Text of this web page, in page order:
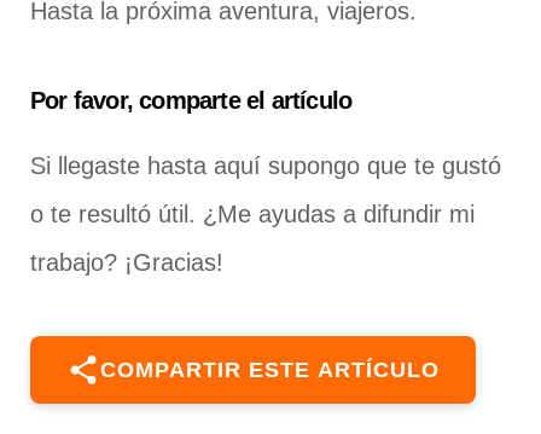
Hasta la próxima aventura, viajeros.
Por favor, comparte el artículo
Si llegaste hasta aquí supongo que te gustó
o te resultó útil. ¿Me ayudas a difundir mi
trabajo? ¡Gracias!
COMPARTIR ESTE ARTÍCULO